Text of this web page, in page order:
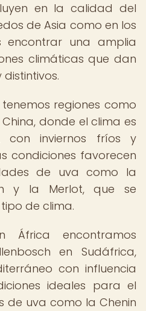
en la calidad del
de Asia como en los
encontrar una amplia
climáticas que dan
tenemos regiones como
donde el clima es
con inviernos fríos y
condiciones favorecen
de uva como la
y la Merlot, que se
de clima.
encontramos
en Sudáfrica,
con influencia
ideales para el
de uva como la Chenin